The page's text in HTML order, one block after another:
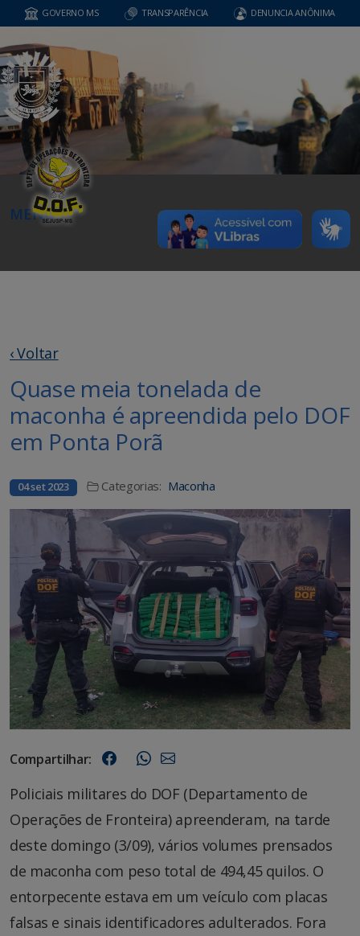
GOVERNO MS TRANSPARÊNCIA DENUNCIA ANÔNIMA
MENU
‹ Voltar
Quase meia tonelada de
maconha é apreendida pelo DOF
em Ponta Porã
04 set 2023 Categorias: Maconha
Compartilhar:
Policiais militares do DOF (Departamento de
Operações de Fronteira) apreenderam, na tarde
deste domingo (3/09), vários volumes prensados
de maconha com peso total de 494,45 quilos. O
entorpecente estava em um veículo com placas
falsas e sinais identificadores adulterados. Fora